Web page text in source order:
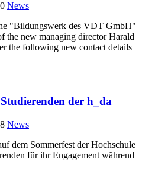
News
"Bildungswerk des VDT GmbH"
the new managing director Harald
the following new contact details
der h_da
News
dem Sommerfest der Hochschule
für ihr Engagement während